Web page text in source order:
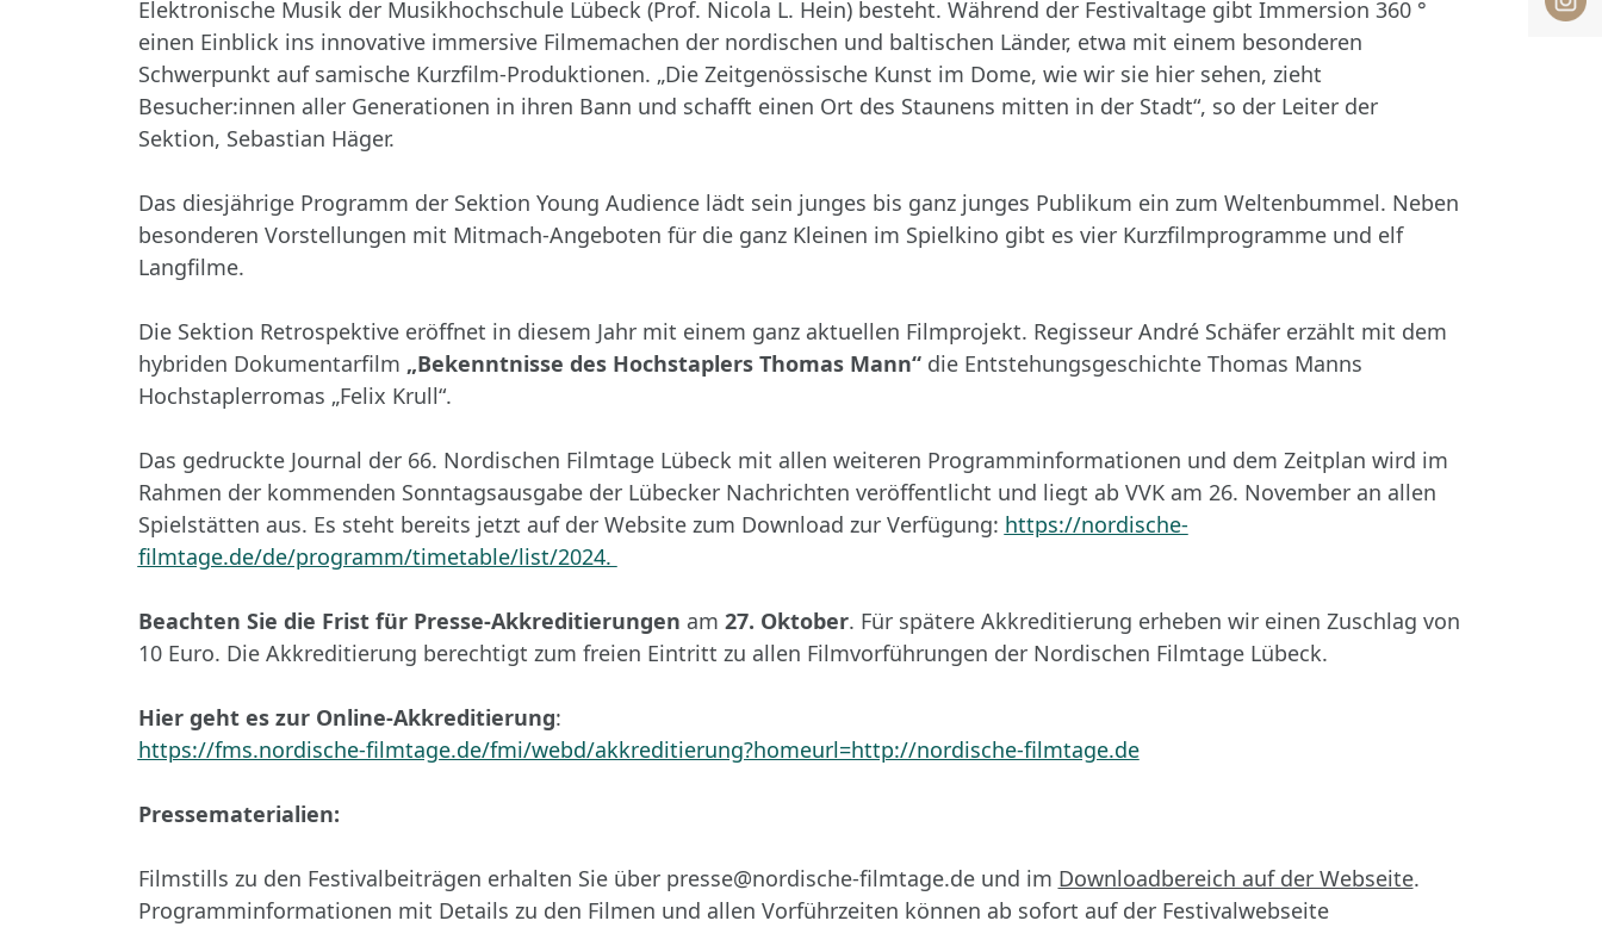
Elektronische Musik der Musikhochschule Lübeck (Prof. Nicola L. Hein) besteht. Während der Festivaltage gibt Immersion 360 °
einen Einblick ins innovative immersive Filmemachen der nordischen und baltischen Länder, etwa mit einem besonderen
Schwerpunkt auf samische Kurzfilm-Produktionen. „Die Zeitgenössische Kunst im Dome, wie wir sie hier sehen, zieht
Besucher:innen aller Generationen in ihren Bann und schafft einen Ort des Staunens mitten in der Stadt“, so der Leiter der
Sektion, Sebastian Häger.
Das diesjährige Programm der Sektion Young Audience lädt sein junges bis ganz junges Publikum ein zum Weltenbummel. Neben
besonderen Vorstellungen mit Mitmach-Angeboten für die ganz Kleinen im Spielkino gibt es vier Kurzfilmprogramme und elf
Langfilme.
Die Sektion Retrospektive eröffnet in diesem Jahr mit einem ganz aktuellen Filmprojekt. Regisseur André Schäfer erzählt mit dem
hybriden Dokumentarfilm „Bekenntnisse des Hochstaplers Thomas Mann“die Entstehungsgeschichte Thomas Manns
Hochstaplerromas „Felix Krull“.
Das gedruckte Journal der 66. Nordischen Filmtage Lübeck mit allen weiteren Programminformationen und dem Zeitplan wird im
Rahmen der kommenden Sonntagsausgabe der Lübecker Nachrichten veröffentlicht und liegt ab VVK am 26. November an allen
Spielstätten aus. Es steht bereits jetzt auf der Website zum Download zur Verfügung: https://nordische-
filmtage.de/de/programm/timetable/list/2024.
Beachten Sie die Frist für Presse-Akkreditierungen am 27. Oktober. Für spätere Akkreditierung erheben wir einen Zuschlag von
10 Euro. Die Akkreditierung berechtigt zum freien Eintritt zu allen Filmvorführungen der Nordischen Filmtage Lübeck.
Hier geht es zur Online-Akkreditierung:
https://fms.nordische-filmtage.de/fmi/webd/akkreditierung?homeurl=http://nordische-filmtage.de
Pressematerialien:
Filmstills zu den Festivalbeiträgen erhalten Sie über presse@nordische-filmtage.de und im Downloadbereich auf der Webseite.
Programminformationen mit Details zu den Filmen und allen Vorführzeiten können ab sofort auf der Festivalwebseite